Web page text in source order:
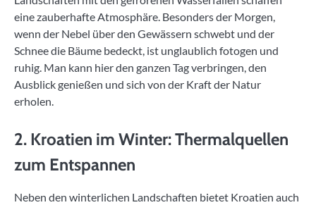
eine zauberhafte Atmosphäre. Besonders der Morgen,
wenn der Nebel über den Gewässern schwebt und der
Schnee die Bäume bedeckt, ist unglaublich fotogen und
ruhig. Man kann hier den ganzen Tag verbringen, den
Ausblick genießen und sich von der Kraft der Natur
erholen.
2. Kroatien im Winter: Thermalquellen
zum Entspannen
Neben den winterlichen Landschaften bietet Kroatien auch